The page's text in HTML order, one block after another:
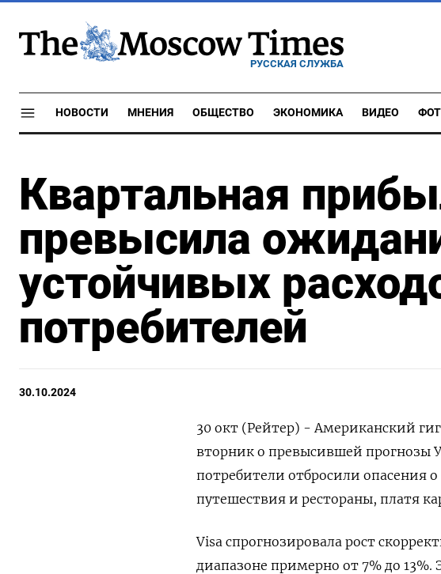
РУССКАЯ СЛУЖБА
НОВОСТИ МНЕНИЯ ОБЩЕСТВО ЭКОНОМИКА ВИДЕО
Квартальная
превысила
устойчивых
потребителей
30.10.2024
30 окт (Рейтер) - Американский
вторник о превысившей прогнозы
потребители отбросили опасения
путешествия и рестораны, платя
Visa спрогнозировала рост
диапазоне примерно от 7% до